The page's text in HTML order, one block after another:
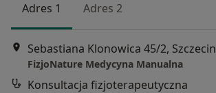
Adres 1 Adres 2
Sebastiana Klonowica 45/2, Szczecin
FizjoNature Medycyna Manualna
Konsultacja fizjoterapeutyczna